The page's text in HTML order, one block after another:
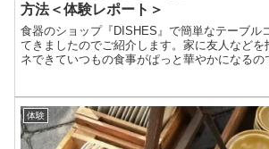
方法＜体験レポート＞
食器のショップ『DISHES』で簡単なテーブル
てきましたのでご紹介します。家に友人などを
ネできていつもの食事がぱっと華やかになるの
体験